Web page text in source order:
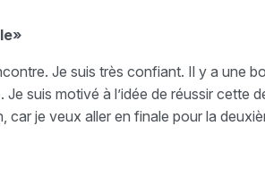
Je suis très confiant. Il y a une
suis motivé à l’idée de réussir cette
je veux aller en finale pour la